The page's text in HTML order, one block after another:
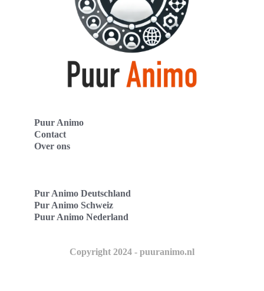
Puur Animo
Contact
Over ons
Pur Animo Deutschland
Pur Animo Schweiz
Puur Animo Nederland
Copyright 2024 - puuranimo.nl